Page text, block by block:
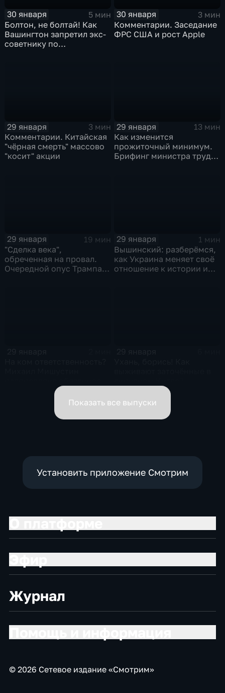
30 января
5 мин
Болтон, не болтай! Как
Вашингтон запретил экс-
советнику по
30 января
3 мин
Комментарии. Заседание
ФРС США и рост Apple
29 января
3 мин
Комментарии. Китайская
"чёрная смерть" массово
"косит" акции
29 января
13 мин
Как изменится
прожиточный минимум.
Брифинг министра труда
29 января
19 мин
"Сделка века",
обреченная на провал.
Очередной опус Трампа.
29 января
1 мин
Вышинский: разберёмся,
как Украина меняет своё
отношение к истории и
вице-премьеров
Показать все выпуски
Установить приложение Смотрим
Журнал
© 2026 Сетевое издание «Смотрим»